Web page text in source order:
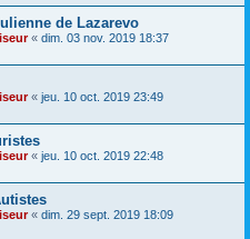
de Lazarevo
« dim. 03 nov. 2019 18:37
« jeu. 10 oct. 2019 23:49
« jeu. 10 oct. 2019 22:48
« dim. 29 sept. 2019 18:09